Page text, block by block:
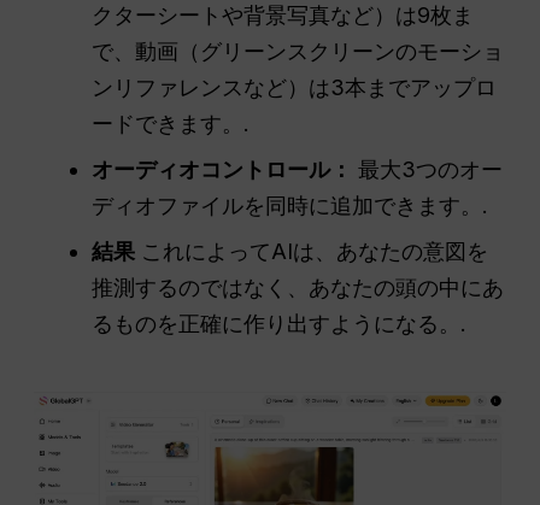
クターシートや背景写真など）は9枚ま
で、動画（グリーンスクリーンのモーショ
ンリファレンスなど）は3本までアップロ
ードできます。.
オーディオコントロール： 最大3つのオー
ディオファイルを同時に追加できます。.
結果 これによってAIは、あなたの意図を
推測するのではなく、あなたの頭の中にあ
るものを正確に作り出すようになる。.